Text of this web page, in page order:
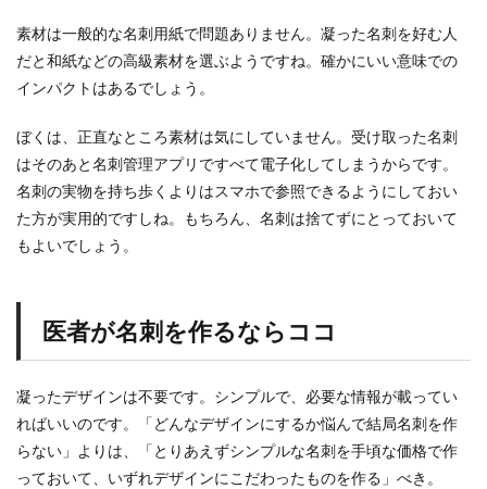
素材は一般的な名刺用紙で問題ありません。凝った名刺を好む人
だと和紙などの高級素材を選ぶようですね。確かにいい意味での
インパクトはあるでしょう。
ぼくは、正直なところ素材は気にしていません。受け取った名刺
はそのあと名刺管理アプリですべて電子化してしまうからです。
名刺の実物を持ち歩くよりはスマホで参照できるようにしておい
た方が実用的ですしね。もちろん、名刺は捨てずにとっておいて
もよいでしょう。
医者が名刺を作るならココ
凝ったデザインは不要です。シンプルで、必要な情報が載ってい
ればいいのです。「どんなデザインにするか悩んで結局名刺を作
らない」よりは、「とりあえずシンプルな名刺を手頃な価格で作
っておいて、いずれデザインにこだわったものを作る」べき。